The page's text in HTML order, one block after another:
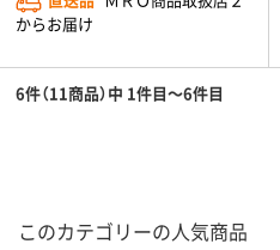
からお届け
6件（11商品）中 1件目～6件目
このカテゴリーの人気商品